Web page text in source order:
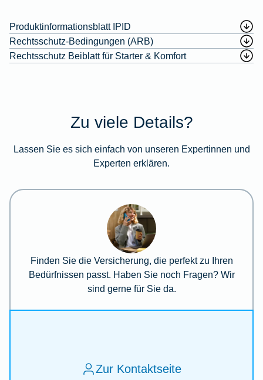
Produktinformationsblatt IPID
Rechtsschutz-Bedingungen (ARB)
Rechtsschutz Beiblatt für Starter & Komfort
Zu viele Details?
Lassen Sie es sich einfach von unseren Expertinnen und
Experten erklären.
Finden Sie die Versicherung, die perfekt zu Ihren
Bedürfnissen passt. Haben Sie noch Fragen? Wir
sind gerne für Sie da.
Zur Kontaktseite